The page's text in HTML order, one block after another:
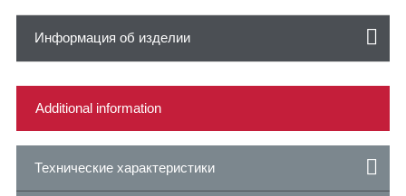
Информация об изделии
Технические характеристики